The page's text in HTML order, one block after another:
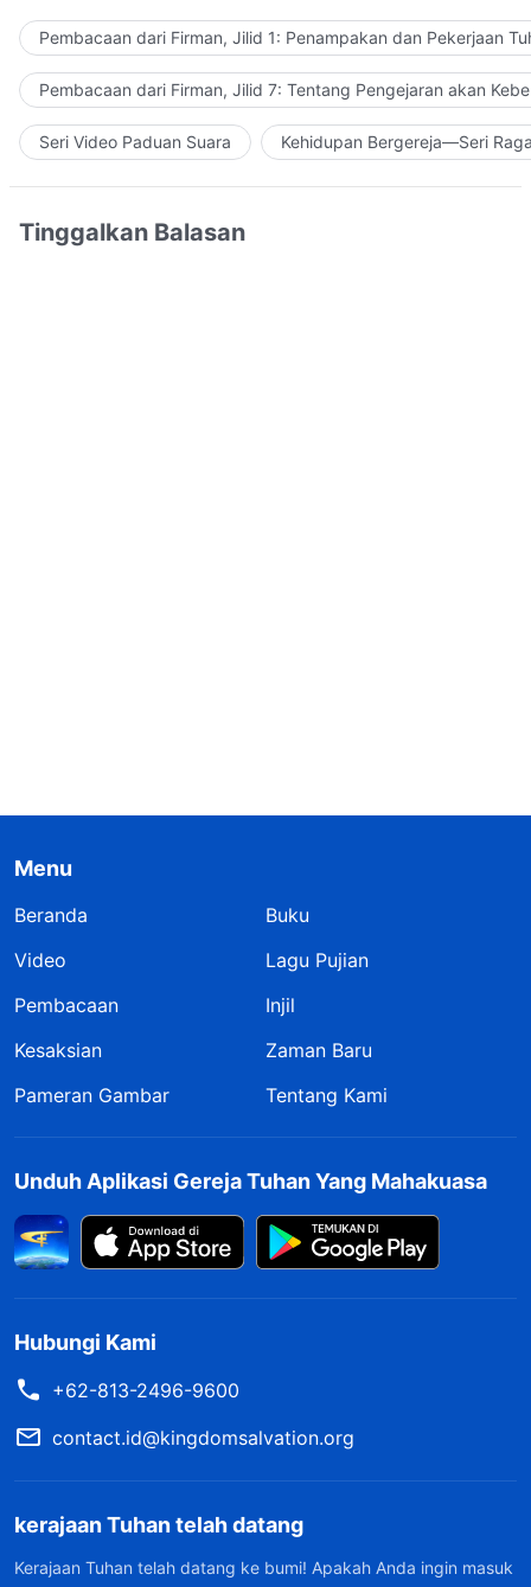
Pembacaan dari Firman, Jilid 1: Penampakan dan Pekerjaan
Pembacaan dari Firman, Jilid 7: Tentang Pengejaran akan
Seri Video Paduan Suara Kehidupan Bergereja—Seri
Tinggalkan Balasan
Menu
Beranda
Buku
Video
Lagu Pujian
Pembacaan
Injil
Kesaksian
Zaman Baru
Pameran Gambar
Tentang Kami
Unduh Aplikasi Gereja Tuhan Yang Mahakuasa
Hubungi Kami
+62-813-2496-9600
contact.id@kingdomsalvation.org
kerajaan Tuhan telah datang
Kerajaan Tuhan telah datang ke bumi! Apakah Anda ingin masuk